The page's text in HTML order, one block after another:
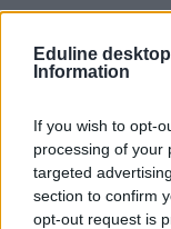
Eduline
Information
If you wish to opt-
processing of your
targeted
section to confirm
opt-out request is
Pedagógusok
pedagógus
tanári
pedagógus